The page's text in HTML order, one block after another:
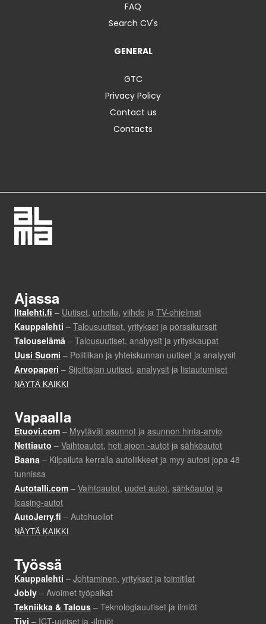
FAQ
Search CV's
GENERAL
GTC
Privacy Policy
Contact us
Contacts